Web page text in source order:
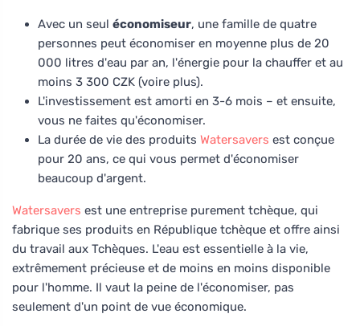
Avec un seul économiseur, une famille de quatre
personnes peut économiser en moyenne plus de 20
000 litres d'eau par an, l'énergie pour la chauffer et au
moins 3 300 CZK (voire plus).
L'investissement est amorti en 3-6 mois – et ensuite,
vous ne faites qu'économiser.
La durée de vie des produits Watersavers est conçue
pour 20 ans, ce qui vous permet d'économiser
beaucoup d'argent.
Watersavers est une entreprise purement tchèque, qui
fabrique ses produits en République tchèque et offre ainsi
du travail aux Tchèques. L'eau est essentielle à la vie,
extrêmement précieuse et de moins en moins disponible
pour l'homme. Il vaut la peine de l'économiser, pas
seulement d'un point de vue économique.